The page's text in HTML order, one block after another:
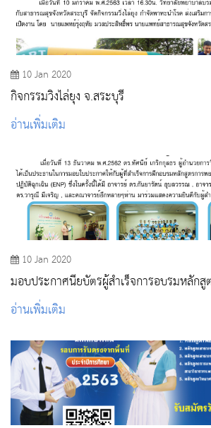
10 Jan 2020
กิจกรรมวิ่งไล่ยุง จ.สระบุรี
อ่านเพิ่มเติม
10 Jan 2020
มอบประกาศนียบัตรผู้สําเร็จการอบรมหลักสู
1/2563
อ่านเพิ่มเติม